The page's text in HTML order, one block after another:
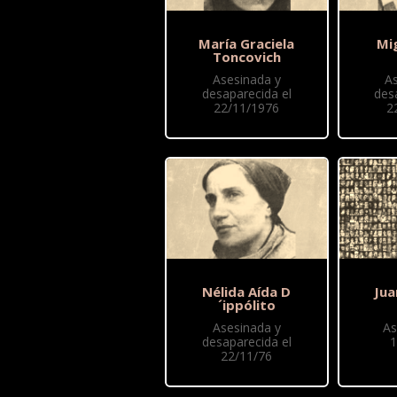
María Graciela
Toncovich
Asesinada y
desaparecida el
22/11/1976
Nélida Aída D
´ippólito
Asesinada y
desaparecida el
22/11/76